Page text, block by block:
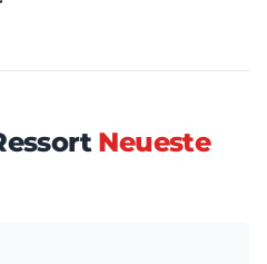
Neueste